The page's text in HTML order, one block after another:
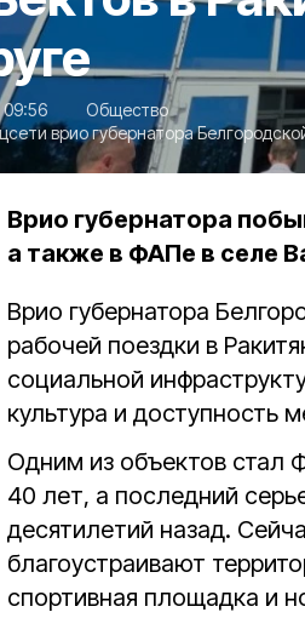
09:56
Общество
врио губернатора
Врио губернатора
а также в ФАПе в селе
Врио губернатора
рабочей поездки в
социальной
культура и доступность
Одним из объектов стал
40 лет, а последний
десятилетий назад.
благоустраивают
спортивная площадка и